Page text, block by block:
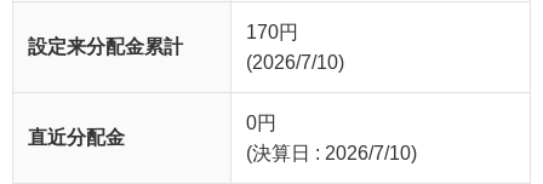
設定来分配金累計
170円
(2026/7/10)
直近分配金
0円
(決算日 : 2026/7/10)